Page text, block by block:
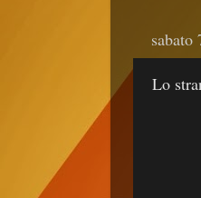
sabato
Lo